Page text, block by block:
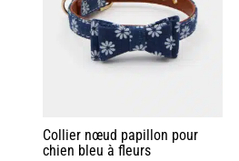
Collier nœud papillon pour
chien bleu à fleurs